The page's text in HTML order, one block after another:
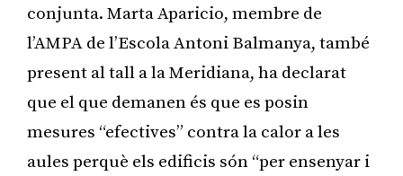
conjunta. Marta Aparicio, membre de
l’AMPA de l’Escola Antoni Balmanya, també
present al tall a la Meridiana, ha declarat
que el que demanen és que es posin
mesures “efectives” contra la calor a les
aules perquè els edificis són “per ensenyar i